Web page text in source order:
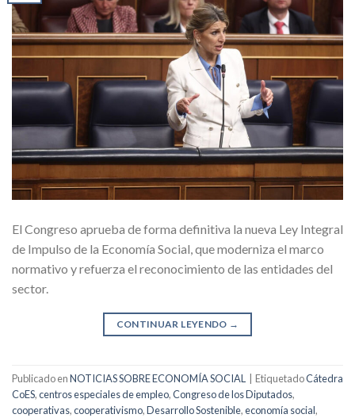
El Congreso aprueba de forma definitiva la nueva Ley Integral
de Impulso de la Economía Social, que moderniza el marco
normativo y refuerza el reconocimiento de las entidades del
sector.
CONTINUAR LEYENDO →
Publicado enNOTICIAS SOBRE ECONOMÍA SOCIAL EtiquetadoCátedra
CoES,centros especiales de empleo,Congreso de los Diputados,
cooperativas,cooperativismo,Desarrollo Sostenible,economía social,